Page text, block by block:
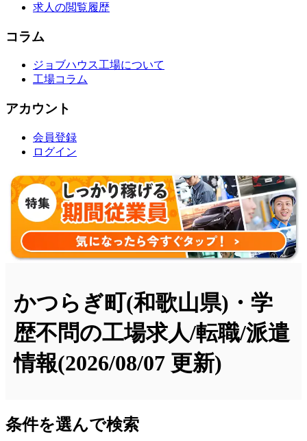
求人の閲覧履歴
コラム
ジョブハウス工場について
工場コラム
アカウント
会員登録
ログイン
かつらぎ町(和歌山県)・学
歴不問の工場求人/転職/派遣
情報(2026/08/07 更新)
条件を選んで検索